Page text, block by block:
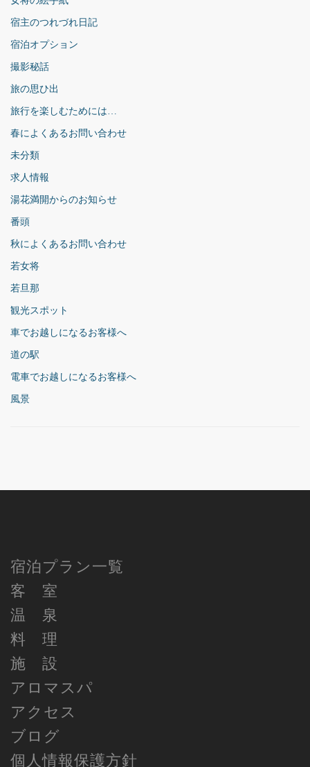
宿主のつれづれ日記
宿泊オプション
撮影秘話
旅の思ひ出
旅行を楽しむためには…
春によくあるお問い合わせ
未分類
求人情報
湯花満開からのお知らせ
番頭
秋によくあるお問い合わせ
若女将
若旦那
観光スポット
車でお越しになるお客様へ
道の駅
電車でお越しになるお客様へ
風景
宿泊プラン一覧
客 室
温 泉
料 理
施 設
アロマスパ
アクセス
ブログ
個人情報保護方針